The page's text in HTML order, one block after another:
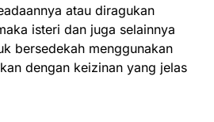
atau diragukan
isteri dan juga selainnya
bersedekah menggunakan
dengan keizinan yang jelas